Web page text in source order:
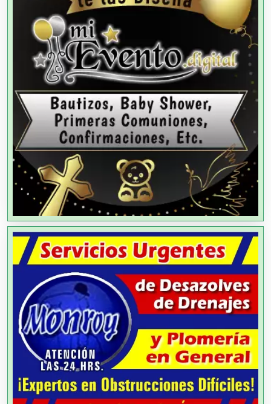
Agencias de Colocación
Agencias de Modelos
Agencias de Publicidad
Agencias de Viajes
Agricultores
Agricultura y Ganadería
Agua Purificada
Aire Acondicionado
Alarmas